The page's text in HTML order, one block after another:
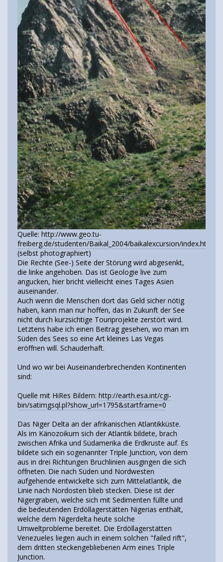
Quelle: http://www.geo.tu-
freiberg.de/studenten/Baikal_2004/baikalexcursion/index.htm
(selbst photographiert)
Die Rechte (See-) Seite der Störung wird abgesenkt,
die linke angehoben. Das ist Geologie live zum
angucken, hier bricht vielleicht eines Tages Asien
auseinander.
Auch wenn die Menschen dort das Geld sicher nötig
haben, kann man nur hoffen, das in Zukunft der See
nicht durch kurzsichtige Touriprojekte zerstört wird.
Letztens habe ich einen Beitrag gesehen, wo man im
Süden des Sees so eine Art kleines Las Vegas
eröffnen will. Schauderhaft.
Und wo wir bei Auseinanderbrechenden Kontinenten
sind:
Quelle mit HiRes Bildern: http://earth.esa.int/cgi-
bin/satimgsql.pl?show_url=1795&startframe=0
Das Niger Delta an der afrikanischen Atlantikküste.
Als im Känozoikum sich der Atlantik bildete, brach
zwischen Afrika und Südamerika die Erdkruste auf. Es
bildete sich ein sogenannter Triple Junction, von dem
aus in drei Richtungen Bruchlinien ausgingen die sich
öffneten. Die nach Süden und Nordwesten
aufgehende entwickelte sich zum Mittelatlantik, die
Linie nach Nordosten blieb stecken. Diese ist der
Nigergraben, welche sich mit Sedimenten füllte und
die bedeutenden Erdöllagerstätten Nigerias enthält,
welche dem Nigerdelta heute solche
Umweltprobleme bereitet. Die Erdöllagerstätten
Venezueles liegen auch in einem solchen "failed rift",
dem dritten steckengebliebenen Arm eines Triple
Junction.